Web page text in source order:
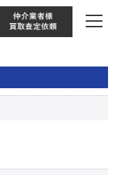
古マンションを手がける会
古マンションならJPM